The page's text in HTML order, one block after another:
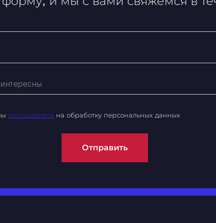
соглашаетесь на обработку персональных данных
Отправить